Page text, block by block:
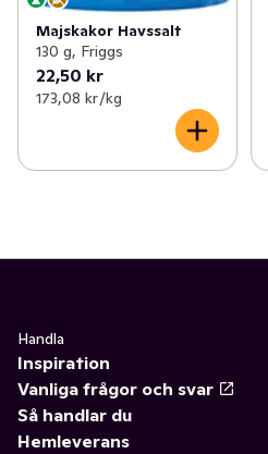
Majskakor Havssalt
130 g, Friggs
22,50 kr
173,08 kr /kg
Handla
Inspiration
Vanliga frågor och svar
Så handlar du
Hemleverans